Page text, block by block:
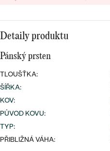
Detaily produktu
Pánský prsten
TLOUŠŤKA:
ŠÍŘKA:
KOV:
PŮVOD KOVU:
TYP:
PŘIBLIŽNÁ VÁHA: